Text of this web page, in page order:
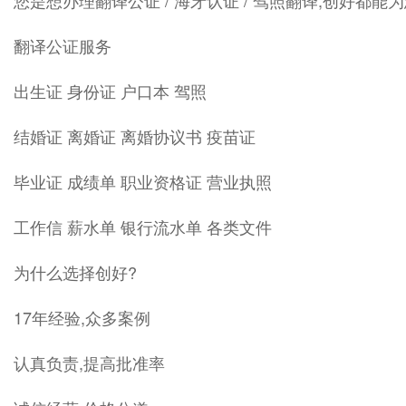
翻译公证服务
出生证 身份证 户口本 驾照
结婚证 离婚证 离婚协议书 疫苗证
毕业证 成绩单 职业资格证 营业执照
工作信 薪水单 银行流水单 各类文件
为什么选择创好?
17年经验,众多案例
认真负责,提高批准率